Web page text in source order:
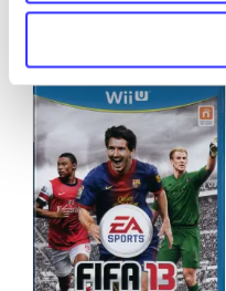
Minder om